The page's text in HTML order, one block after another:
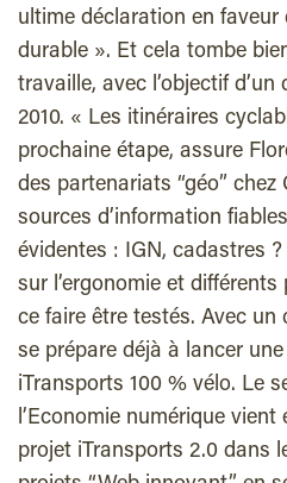
ultime déclaration en faveur
durable ». Et cela tombe
travaille, avec l’objectif
2010. « Les itinéraires
prochaine étape, assure
des partenariats “géo” chez
sources d’information
évidentes : IGN, cadastres
sur l’ergonomie et
ce faire être testés. Avec un
se prépare déjà à lancer
iTransports 100 % vélo. Le
l’Economie numérique vient
projet iTransports 2.0 dans